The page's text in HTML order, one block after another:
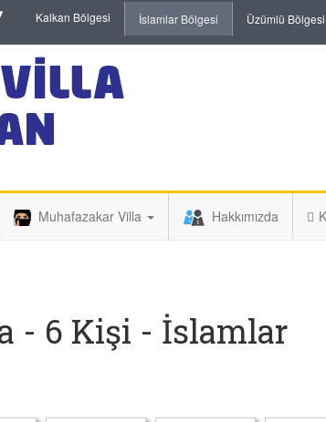
Kalkan Bölgesi İslamlar Bölgesi Üzümlü Bölgesi
Muhafazakar Villa Hakkımızda
- 6 Kişi - İslamlar